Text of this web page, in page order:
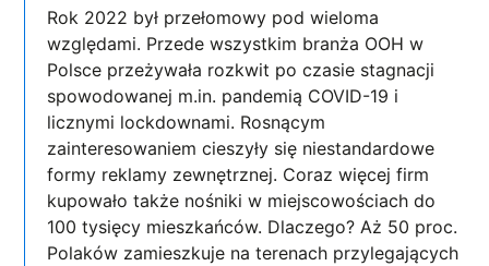
Rok 2022 był przełomowy pod wieloma
względami. Przede wszystkim branża OOH w
Polsce przeżywała rozkwit po czasie stagnacji
spowodowanej m.in. pandemią COVID-19 i
licznymi lockdownami. Rosnącym
zainteresowaniem cieszyły się niestandardowe
formy reklamy zewnętrznej. Coraz więcej firm
kupowało także nośniki w miejscowościach do
100 tysięcy mieszkańców. Dlaczego? Aż 50 proc.
Polaków zamieszkuje na terenach przylegających